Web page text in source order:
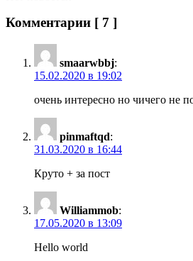
Комментарии [ 7 ]
smaarwbbj:
15.02.2020 в 19:02
очень интересно но чичего не
pinmaftqd:
31.03.2020 в 16:44
Круто + за пост
Williammob:
17.05.2020 в 13:09
Hello world